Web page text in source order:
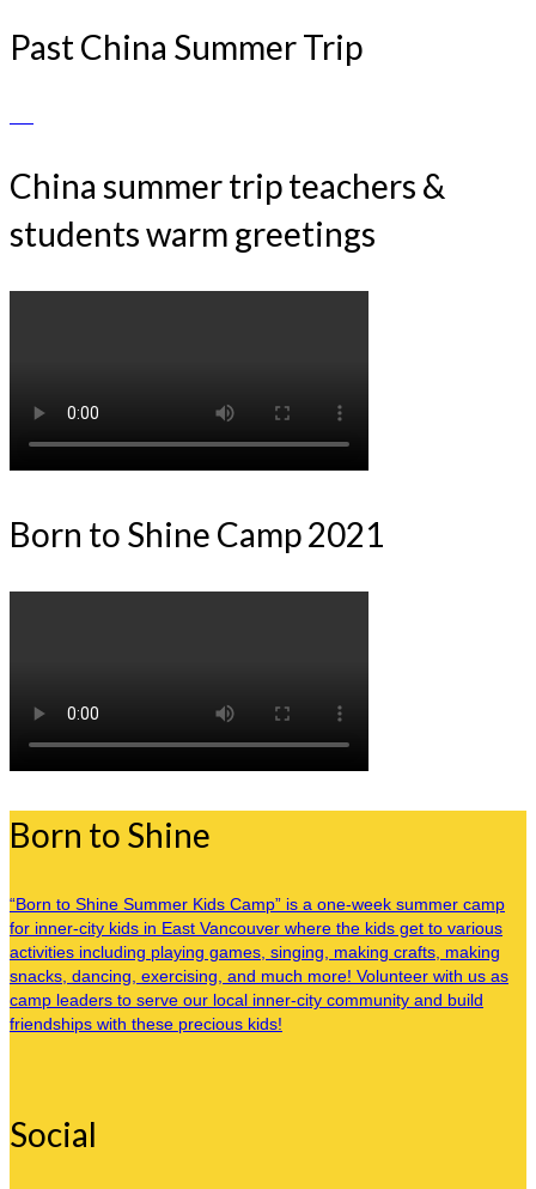
Past China Summer Trip
China summer trip teachers &
students warm greetings
Born to Shine Camp 2021
Born to Shine
“Born to Shine Summer Kids Camp” is a one-week summer camp
for inner-city kids in East Vancouver where the kids get to various
activities including playing games, singing, making crafts, making
snacks, dancing, exercising, and much more! Volunteer with us as
camp leaders to serve our local inner-city community and build
friendships with these precious kids!
Social